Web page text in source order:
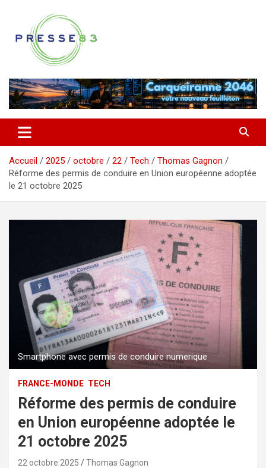
contenu
Presse 83
Accueil 2025 octobre 22 Tech
Thomas Gagnon
Réforme des permis de conduire en Union européenne adoptée
le 21 octobre 2025
Smartphone avec permis de conduire numerique
FRANCE-MONDE TECH
Réforme des permis de conduire
en Union européenne adoptée le
21 octobre 2025
22 octobre 2025 Thomas Gagnon